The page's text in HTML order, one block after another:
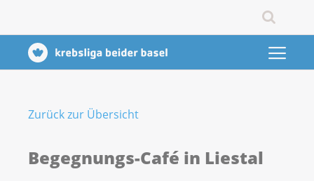
Zurück zur Übersicht
Begegnungs-Café in Liestal